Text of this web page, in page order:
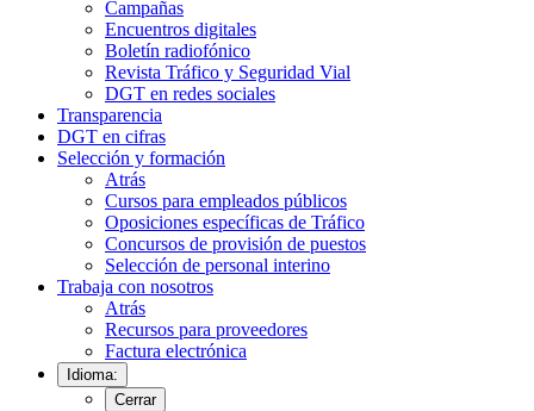
Campañas
Encuentros digitales
Boletín radiofónico
Revista Tráfico y Seguridad Vial
DGT en redes sociales
Transparencia
DGT en cifras
Selección y formación
Atrás
Cursos para empleados públicos
Oposiciones específicas de Tráfico
Concursos de provisión de puestos
Selección de personal interino
Trabaja con nosotros
Atrás
Recursos para proveedores
Factura electrónica
Idioma:
Cerrar